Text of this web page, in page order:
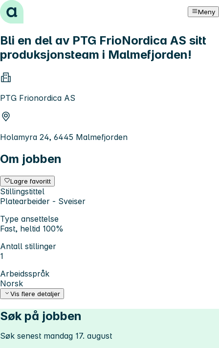
Hopp til innhold Meny
Bli en del av PTG FrioNordica AS sitt
produksjonsteam i Malmefjorden!
PTG Frionordica AS
Holamyra 24, 6445 Malmefjorden
Om jobben
Lagre favoritt
Stillingstittel
Platearbeider - Sveiser
Type ansettelse
Fast, heltid 100%
Antall stillinger
1
Arbeidsspråk
Norsk
Vis flere detaljer
Søk på jobben
Søk senest mandag 17. august